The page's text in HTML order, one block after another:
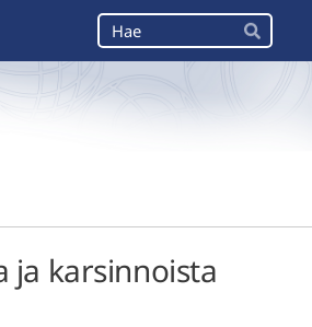
Haku
Hae
Liitto
ja karsinnoista